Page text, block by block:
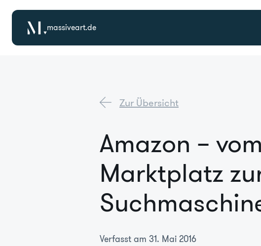
massiveart.de
Zur Übersicht
Amazon –
Marktplatz
Verfasst am 31. Mai 2016